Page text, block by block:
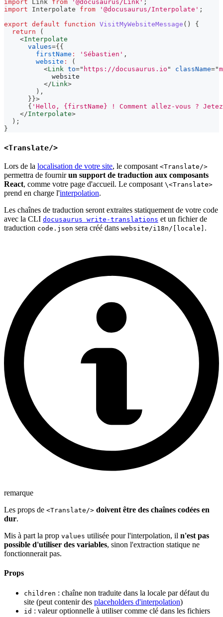
import
Link from '@docusaurus/Link' ;
import
Interpolate from '@docusaurus/Interpolate' ;
export default function VisitMyWebsiteMessage ( )
{
return
(
<Interpolate
values={ {
firstName : 'Sébastien' ,
website :
(
<Link to=" https://docusaurus.io " className="
            website
</Link>
) ,
} }>
{ 'Hello, {firstName} ! Comment allez-vous ?
</Interpolate>
) ;
}
<Translate/>
Lors de la localisation de votre site, le composant <Translate/>
permettra de fournirun support de traduction aux composants
React, comme votre page d'accueil. Le composant \<Translate>
prend en charge l'interpolation.
Les chaînes de traduction seront extraites statiquement de votre code
avec la CLI docusaurus write-translations et un fichier de
traduction code.json sera créé dans website/i18n/[locale] .
remarque
Les props de <Translate/> doivent être des chaînes codées en
dur.
Mis à part la prop values utilisée pour l'interpolation, il n'est pas
possible d'utiliser des variables, sinon l'extraction statique ne
fonctionnerait pas.
Props
children : chaîne non traduite dans la locale par défaut du
site (peut contenir des placeholders d'interpolation)
id : valeur optionnelle à utiliser comme clé dans les fichiers